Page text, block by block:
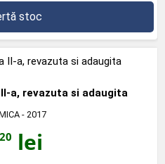
stoc
a, revazuta si adaugita
- 2017
lei